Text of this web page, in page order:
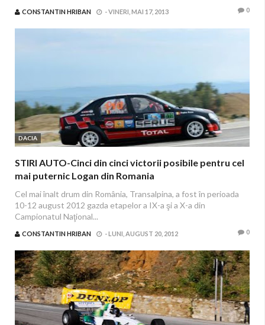
CONSTANTIN HRIBAN -VINERI, MAI 17, 2013 0
DACIA
STIRI AUTO-Cinci din cinci victorii posibile pentru cel
mai puternic Logan din Romania
Cel mai înalt drum din România, Transalpina, a fost în perioada
10-12 august 2012 gazda etapelor a IX-a şi a X-a din
Campionatul Naţional...
CONSTANTIN HRIBAN -LUNI, AUGUST 20, 2012 0